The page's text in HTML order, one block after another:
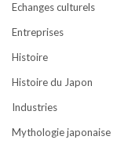
Echanges culturels
Entreprises
Histoire
Histoire du Japon
Industries
Mythologie japonaise